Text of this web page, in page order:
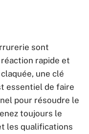
sont
rapide et
une clé
essentiel de faire
pour résoudre le
toujours le
les qualifications